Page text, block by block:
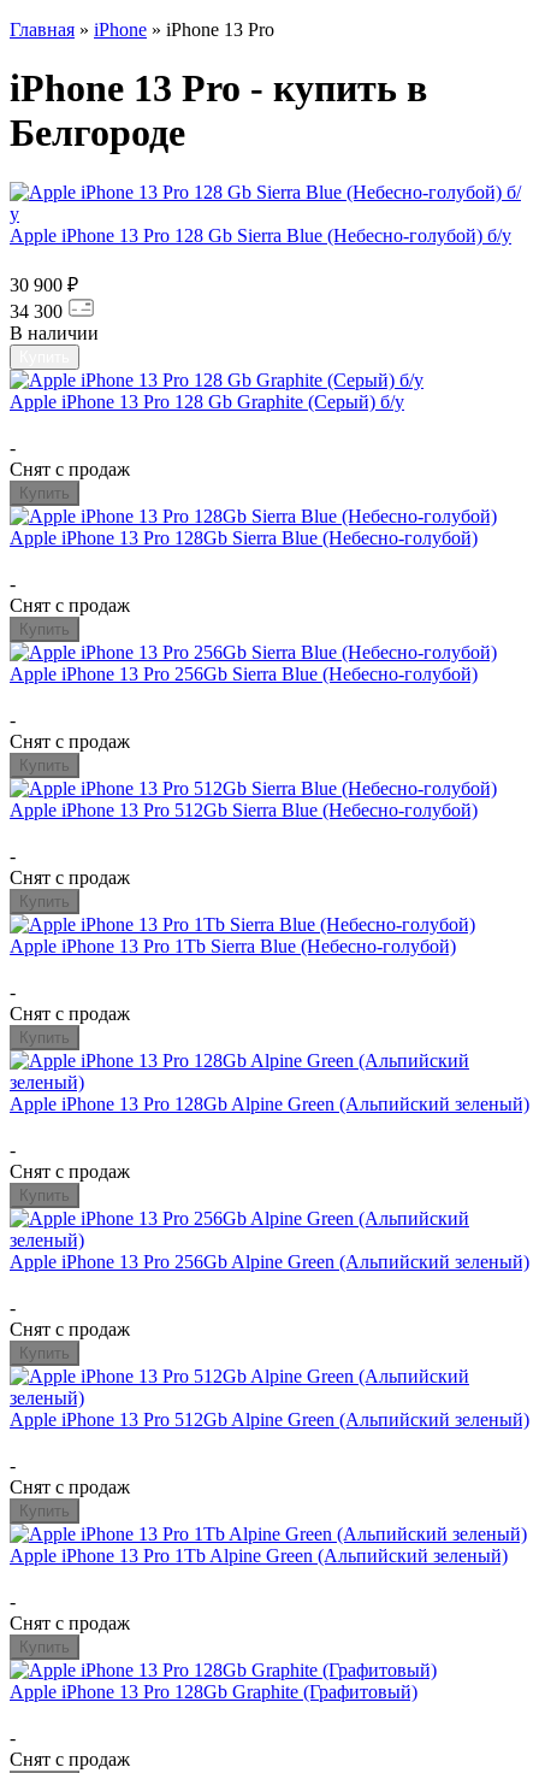
Главная » iPhone » iPhone 13 Pro
iPhone 13 Pro - купить в
Белгороде
Apple iPhone 13 Pro 128 Gb Sierra Blue (Небесно-голубой) б/у
30 900 ₽
34 300
В наличии
Apple iPhone 13 Pro 128 Gb Graphite (Серый) б/у
-
Снят с продаж
Купить
Apple iPhone 13 Pro 128Gb Sierra Blue (Небесно-голубой)
-
Снят с продаж
Купить
Apple iPhone 13 Pro 256Gb Sierra Blue (Небесно-голубой)
-
Снят с продаж
Купить
Apple iPhone 13 Pro 512Gb Sierra Blue (Небесно-голубой)
-
Снят с продаж
Купить
Apple iPhone 13 Pro 1Tb Sierra Blue (Небесно-голубой)
-
Снят с продаж
Купить
Apple iPhone 13 Pro 128Gb Alpine Green (Альпийский зеленый)
-
Снят с продаж
Купить
Apple iPhone 13 Pro 256Gb Alpine Green (Альпийский зеленый)
-
Снят с продаж
Купить
Apple iPhone 13 Pro 512Gb Alpine Green (Альпийский зеленый)
-
Снят с продаж
Купить
Apple iPhone 13 Pro 1Tb Alpine Green (Альпийский зеленый)
-
Снят с продаж
Купить
Apple iPhone 13 Pro 128Gb Graphite (Графитовый)
-
Снят с продаж